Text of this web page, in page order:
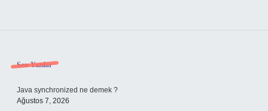
Sidebar
Son Yazılar
Java synchronized ne demek ?
Ağustos 7, 2026